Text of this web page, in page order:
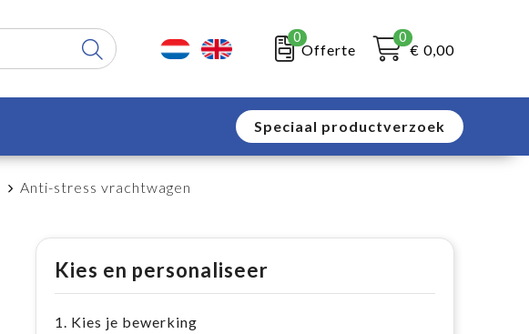
0
Offerte
0
€ 0,00
Speciaal productverzoek
Anti-stress vrachtwagen
Kies en personaliseer
1. Kies je bewerking